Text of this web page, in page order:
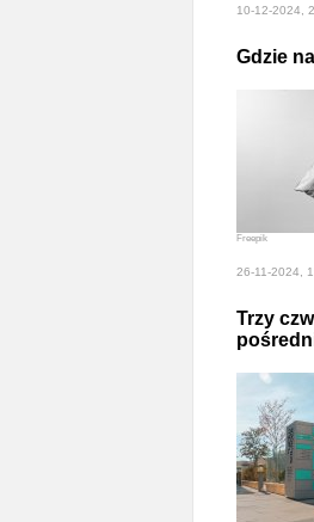
10-12-2024,
Gdzie
Freepik
26-11-2024,
Trzy